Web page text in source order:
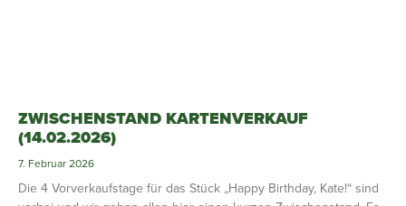
ZWISCHENSTAND KARTENVERKAUF
(14.02.2026)
7. Februar 2026
Die 4 Vorverkaufstage für das Stück „Happy Birthday, Kate!“ sind